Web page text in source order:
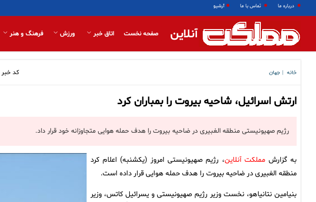
درباره ما تماس با ما آرشیو
آنلاین صفحه نخست اتاق خبر ورزش فرهنگ و هنر
خانه جهان کد خبر
ارتش اسرائیل، شاحیه بیروت را بمباران کرد
رژیم صهیونیستی منطقه الغبیری در ضاحیه بیروت را هدف حمله هوایی متجاوزانه خود قرار داد.
به گزارش مملکت آنلاین، رژیم صهیونیستی امروز (یکشنبه) اعلام کرد
منطقه الغبیری در ضاحیه بیروت را هدف حمله هوایی قرار داده است.
بنیامین نتانیاهو، نخست وزیر رژیم صهیونیستی و یسرائیل کاتس، وزیر